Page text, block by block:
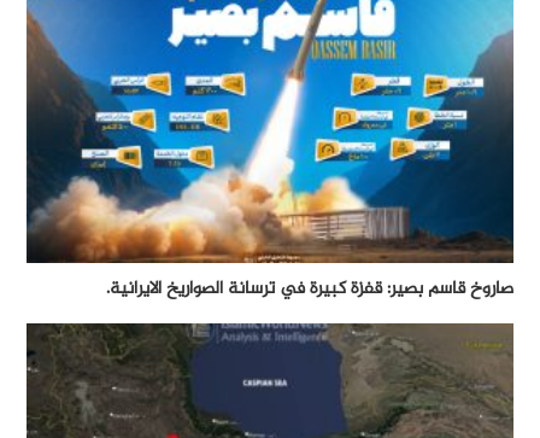
صاروخ قاسم بصير: قفزة كبيرة في ترسانة الصواريخ الايرانية.